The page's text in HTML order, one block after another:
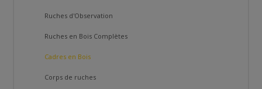
Ruches d'Observation
Ruches en Bois Complètes
Cadres en Bois
Corps de ruches